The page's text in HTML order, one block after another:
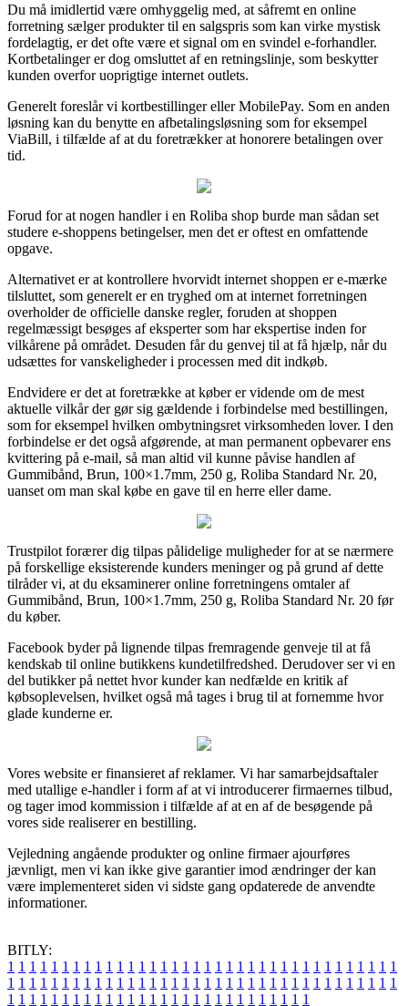
Du må imidlertid være omhyggelig med, at såfremt en online
forretning sælger produkter til en salgspris som kan virke mystisk
fordelagtig, er det ofte være et signal om en svindel e-forhandler.
Kortbetalinger er dog omsluttet af en retningslinje, som beskytter
kunden overfor uoprigtige internet outlets.
Generelt foreslår vi kortbestillinger eller MobilePay. Som en anden
løsning kan du benytte en afbetalingsløsning som for eksempel
ViaBill, i tilfælde af at du foretrækker at honorere betalingen over
tid.
Forud for at nogen handler i en Roliba shop burde man sådan set
studere e-shoppens betingelser, men det er oftest en omfattende
opgave.
Alternativet er at kontrollere hvorvidt internet shoppen er e-mærke
tilsluttet, som generelt er en tryghed om at internet forretningen
overholder de officielle danske regler, foruden at shoppen
regelmæssigt besøges af eksperter som har ekspertise inden for
vilkårene på området. Desuden får du genvej til at få hjælp, når du
udsættes for vanskeligheder i processen med dit indkøb.
Endvidere er det at foretrække at køber er vidende om de mest
aktuelle vilkår der gør sig gældende i forbindelse med bestillingen,
som for eksempel hvilken ombytningsret virksomheden lover. I den
forbindelse er det også afgørende, at man permanent opbevarer ens
kvittering på e-mail, så man altid vil kunne påvise handlen af
Gummibånd, Brun, 100×1.7mm, 250 g, Roliba Standard Nr. 20,
uanset om man skal købe en gave til en herre eller dame.
Trustpilot forærer dig tilpas pålidelige muligheder for at se nærmere
på forskellige eksisterende kunders meninger og på grund af dette
tilråder vi, at du eksaminerer online forretningens omtaler af
Gummibånd, Brun, 100×1.7mm, 250 g, Roliba Standard Nr. 20 før
du køber.
Facebook byder på lignende tilpas fremragende genveje til at få
kendskab til online butikkens kundetilfredshed. Derudover ser vi en
del butikker på nettet hvor kunder kan nedfælde en kritik af
købsoplevelsen, hvilket også må tages i brug til at fornemme hvor
glade kunderne er.
Vores website er finansieret af reklamer. Vi har samarbejdsaftaler
med utallige e-handler i form af at vi introducerer firmaernes tilbud,
og tager imod kommission i tilfælde af at en af de besøgende på
vores side realiserer en bestilling.
Vejledning angående produkter og online firmaer ajourføres
jævnligt, men vi kan ikke give garantier imod ændringer der kan
være implementeret siden vi sidste gang opdaterede de anvendte
informationer.
BITLY:
1 1 1 1 1 1 1 1 1 1 1 1 1 1 1 1 1 1 1 1 1 1 1 1 1 1 1 1 1 1 1 1 1 1 1 1
1 1 1 1 1 1 1 1 1 1 1 1 1 1 1 1 1 1 1 1 1 1 1 1 1 1 1 1 1 1 1 1 1 1 1 1
1 1 1 1 1 1 1 1 1 1 1 1 1 1 1 1 1 1 1 1 1 1 1 1 1 1 1 1